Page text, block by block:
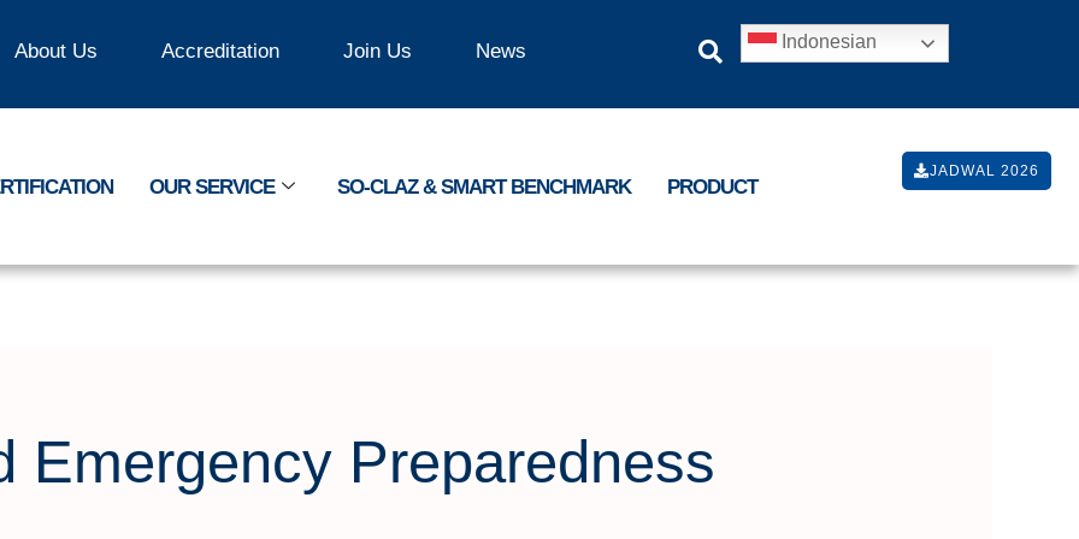
About Us Accreditation Join Us News Indonesian
OUR SERVICE SO-CLAZ & SMART BENCHMARK PRODUCT
JADWAL 2026
Emergency Preparedness